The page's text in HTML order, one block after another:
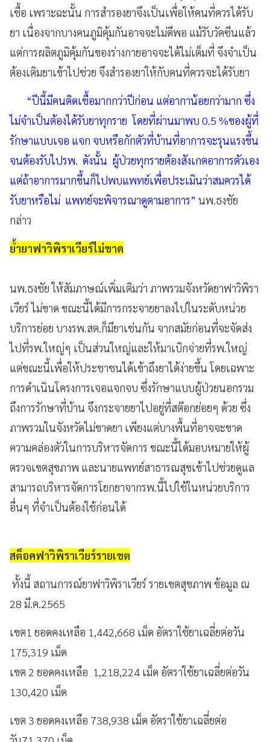
เชื้อ เพราะฉะนั้น การสำรองยาจึงเป็นเพื่อให้คนที่ควรได้รับ
ยา เนื่องจากบางคนภูมิคุ้มกันอาจจะไม่ดีพอ แม้รับวัคซีนแล้ว
แต่การผลิตภูมิคุ้มกันของร่างกายอาจจะได้ไม่เต็มที่ จึงจำเป็น
ต้องเติมยาเข้าไปช่วย จึงสำรองยาให้กับคนที่ควรจะได้รับยา
“ปีนี้มีคนติดเชื้อมากกว่าปีก่อน แต่อากาน้อยกว่ามาก ซึ่ง
ไม่จำเป็นต้องได้รับยาทุกราย โดยที่ผ่านมาพบ 0.5 %ของผู้ที่
รักษาแบบเจอ แจก จบหรือกักตัวที่บ้านที่อาการจะรุนแรงขึ้น
จนต้องรับไปรพ. ดังนั้น ผู้ป่วยทุกรายต้องสังเกตอาการตัวเอง
แต่ถ้าอาการมากขึ้นก็ไปพบแพทย์เพื่อประเมินว่าสมควรได้
รับยาหรือไม่ แพทย์จะพิจารณาดูตามอาการ” นพ.ธงชัย
กล่าว
ย้ำยาฟาวิพิราเวียร์ไม่ขาด
นพ.ธงชัย ให้สัมภาษณ์เพิ่มเติมว่า ภาพรวมจังหวัดยาฟาวิพิรา
เวียร์ ไม่ขาด ขณะนี้ได้มีการกระจายยาลงไปในระดับหน่วย
บริการย่อย บางรพ.สต.ก็มียาเช่นกัน จากสมัยก่อนที่จะจัดส่ง
ไปที่รพ.ใหญ่ๆ เป็นส่วนใหญ่และให้มาเบิกจ่ายที่รพ.ใหญ่
แต่ขณะนี้เพื่อให้ประชาชนได้เข้าถึงยาได้ง่ายขึ้น โดยเฉพาะ
การดำเนินโครงการเจอแจกจบ ซึ่งรักษาแบบผู้ป่วยนอกรวม
ถึงการรักษาที่บ้าน จึงกระจายยาไปอยู่ที่สต๊อกย่อยๆ ด้วย ซึ่ง
ภาพรวมในจังหวัดไม่ขาดยา เพียงแต่บางพื้นที่อาจจะขาด
ความคล่องตัวในการบริหารจัดการ ขณะนี้ได้มอบหมายให้ผู้
ตรวจเขตสุขภาพ และนายแพทย์สาธารณสุขเข้าไปช่วยดูแล
สามารถบริหารจัดการโยกยาจากรพ.นี้ไปใช้ในหน่วยบริการ
อื่นๆ ที่จำเป็นต้องใช้ก่อนได้
สต็อคฟาวิพิราเวียร์รายเขต
ทั้งนี้ สถานการณ์ยาฟาวิพิราเวียร์ รายเขตสุขภาพ ข้อมูล ณ
28 มี.ค.2565
เขต1 ยอดคงเหลือ 1,442,668 เม็ด อัตราใช้ยาเฉลี่ยต่อวัน
175,319 เม็ด
เขต 2 ยอดคงเหลือ 1,218,224 เม็ด อัตราใช้ยาเฉลี่ยต่อวัน
130,420 เม็ด
เขต 3 ยอดคงเหลือ 738,938 เม็ด อัตราใช้ยาเฉลี่ยต่อ